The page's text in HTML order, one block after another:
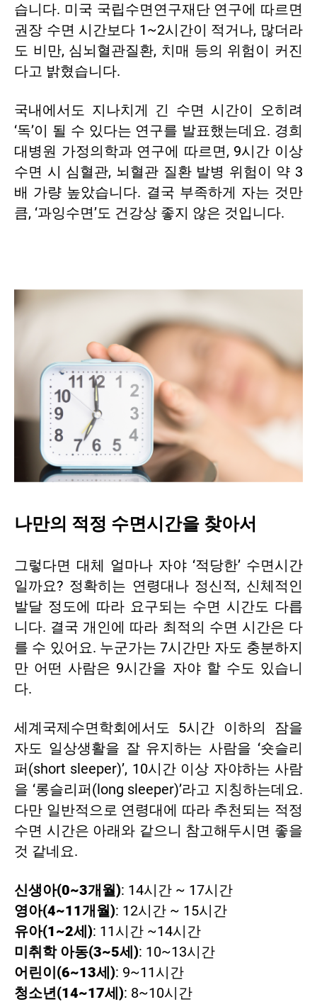
습니다. 미국 국립수면연구재단 연구에 따르면
권장 수면 시간보다 1~2시간이 적거나, 많더라
도 비만, 심뇌혈관질환, 치매 등의 위험이 커진
다고 밝혔습니다.
국내에서도 지나치게 긴 수면 시간이 오히려
‘독’이 될 수 있다는 연구를 발표했는데요. 경희
대병원 가정의학과 연구에 따르면, 9시간 이상
수면 시 심혈관, 뇌혈관 질환 발병 위험이 약 3
배 가량 높았습니다. 결국 부족하게 자는 것만
큼, ‘과잉수면’도 건강상 좋지 않은 것입니다.
나만의 적정 수면시간을 찾아서
그렇다면 대체 얼마나 자야 ‘적당한’ 수면시간
일까요? 정확히는 연령대나 정신적, 신체적인
발달 정도에 따라 요구되는 수면 시간도 다릅
니다. 결국 개인에 따라 최적의 수면 시간은 다
를 수 있어요. 누군가는 7시간만 자도 충분하지
만 어떤 사람은 9시간을 자야 할 수도 있습니
다.
세계국제수면학회에서도 5시간 이하의 잠을
자도 일상생활을 잘 유지하는 사람을 ‘숏슬리
퍼(short sleeper)’, 10시간 이상 자야하는 사람
을 ‘롱슬리퍼(long sleeper)’라고 지칭하는데요.
다만 일반적으로 연령대에 따라 추천되는 적정
수면 시간은 아래와 같으니 참고해두시면 좋을
것 같네요.
신생아(0~3개월): 14시간 ~ 17시간
영아(4~11개월): 12시간 ~ 15시간
유아(1~2세): 11시간 ~14시간
미취학 아동(3~5세): 10~13시간
어린이(6~13세): 9~11시간
청소년(14~17세): 8~10시간